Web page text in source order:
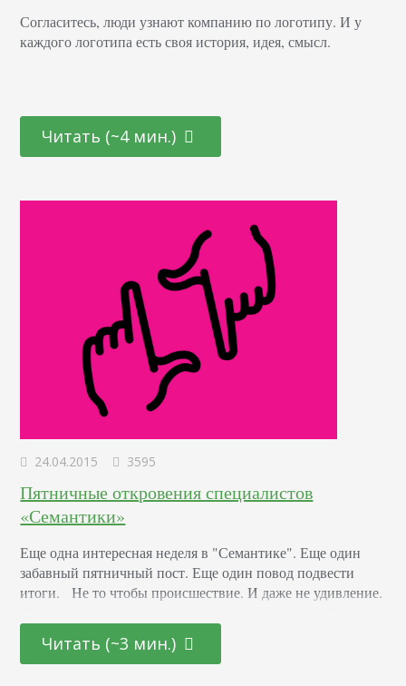
Согласитесь, люди узнают компанию по логотипу. И у
каждого логотипа есть своя история, идея, смысл.
Читать (~4 мин.)
24.04.2015 3595
Пятничные откровения специалистов
«Семантики»
Еще одна интересная неделя в "Семантике". Еще один
забавный пятничный пост. Еще один повод подвести
итоги. Не то чтобы происшествие. И даже не удивление.
отправил на доработку, прописав во ВТОРОЙ раз
Читать (~3 мин.)